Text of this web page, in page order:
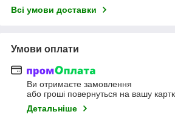
Всі умови доставки
Умови оплати
Ви отримаєте замовлення
або гроші повернуться на вашу
Детальніше